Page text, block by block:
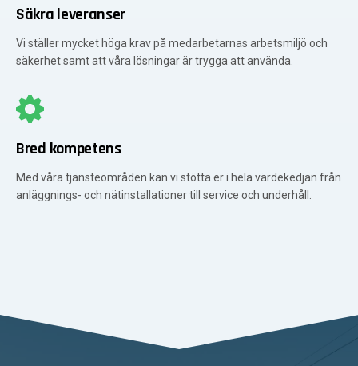
Säkra leveranser
Vi ställer mycket höga krav på medarbetarnas arbetsmiljö och
säkerhet samt att våra lösningar är trygga att använda.
Bred kompetens
Med våra tjänsteområden kan vi stötta er i hela värdekedjan från
anläggnings- och nätinstallationer till service och underhåll.